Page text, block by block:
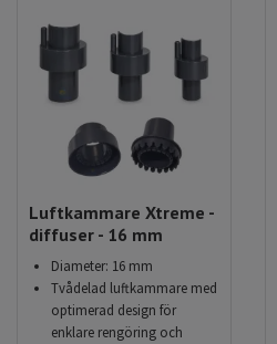
Luftkammare Xtreme -
diffuser - 16 mm
Diameter: 16 mm
Tvådelad luftkammare med
optimerad design för
enklare rengöring och